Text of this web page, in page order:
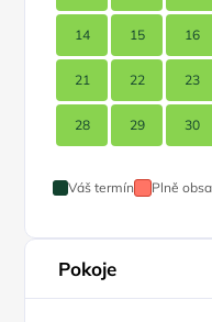
14 15 16
21 22 23
28 29 30
Váš termín Plně
Pokoje